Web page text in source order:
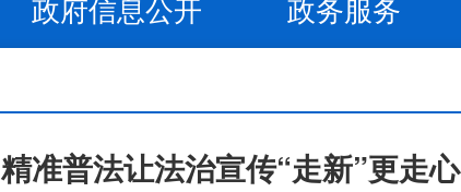
政府信息公开 政务服务
精准普法让法治宣传“走新”更走心